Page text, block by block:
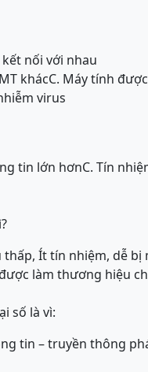
nối với nhau
khácC. Máy tính
virus
tin lớn hơnC. Tín
Ít tín nhiệm, dễ bị
làm thương hiệu
số là vì:
tin – truyền thông